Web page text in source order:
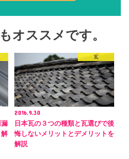
オススメです。
解
瓦
2016.9.30
日本瓦の３つの種類と瓦選びで後
悔しないメリットとデメリットを
解説